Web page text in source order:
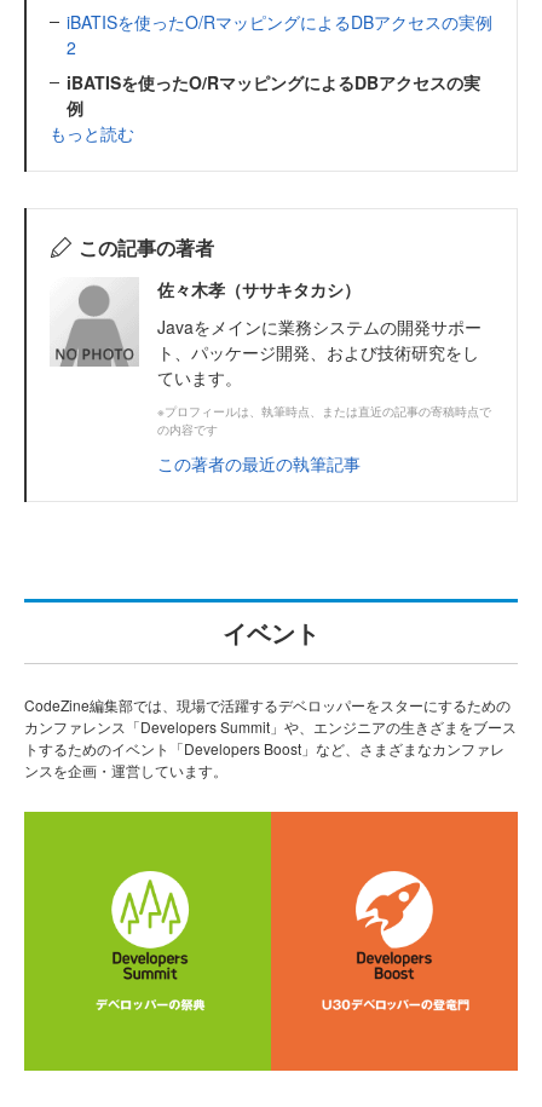
iBATISを使ったO/RマッピングによるDBアクセスの実例
2
iBATISを使ったO/RマッピングによるDBアクセスの実
例
もっと読む
この記事の著者
佐々木孝（ササキタカシ）
Javaをメインに業務システムの開発サポー
ト、パッケージ開発、および技術研究をし
ています。
※プロフィールは、執筆時点、または直近の記事の寄稿時点で
の内容です
この著者の最近の執筆記事
イベント
CodeZine編集部では、現場で活躍するデベロッパーをスターにするための
カンファレンス「Developers Summit」や、エンジニアの生きざまをブース
トするためのイベント「Developers Boost」など、さまざまなカンファレ
ンスを企画・運営しています。